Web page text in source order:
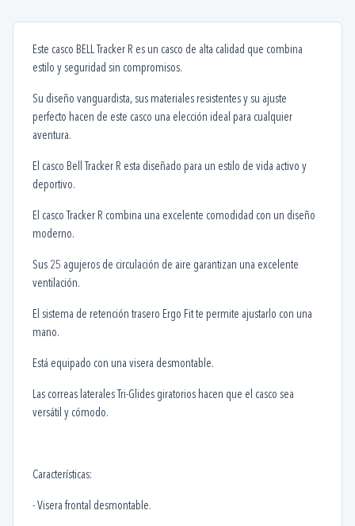
Este casco BELL Tracker R es un casco de alta calidad que combina
estilo y seguridad sin compromisos.
Su diseño vanguardista, sus materiales resistentes y su ajuste
perfecto hacen de este casco una elección ideal para cualquier
aventura.
El casco Bell Tracker R esta diseñado para un estilo de vida activo y
deportivo.
El casco Tracker R combina una excelente comodidad con un diseño
moderno.
Sus 25 agujeros de circulación de aire garantizan una excelente
ventilación.
El sistema de retención trasero Ergo Fit te permite ajustarlo con una
mano.
Está equipado con una visera desmontable.
Las correas laterales Tri-Glides giratorios hacen que el casco sea
versátil y cómodo.
Características:
- Visera frontal desmontable.